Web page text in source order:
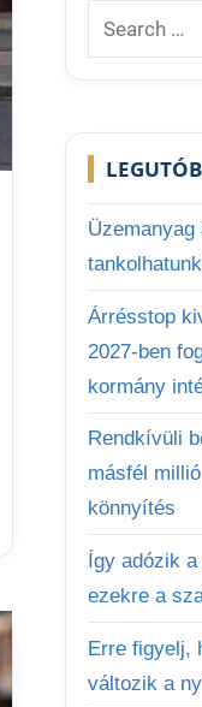
Search
for:
Árrésstop
2027-ben
kormány
Rendkívüli
másfél
könnyítés
Így adózik
ezekre a
Erre figyelj,
változik a